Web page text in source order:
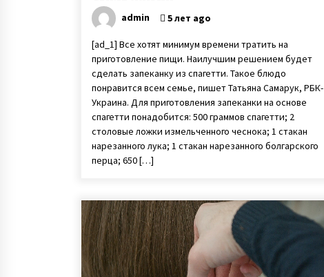
admin 5 лет ago
[ad_1] Все хотят минимум времени тратить на
приготовление пищи. Наилучшим решением будет
сделать запеканку из спагетти. Такое блюдо
понравится всем семье, пишет Татьяна Самарук, РБК-
Украина. Для приготовления запеканки на основе
спагетти понадобится: 500 граммов спагетти; 2
столовые ложки измельченного чеснока; 1 стакан
нарезанного лука; 1 стакан нарезанного болгарского
перца; 650 […]